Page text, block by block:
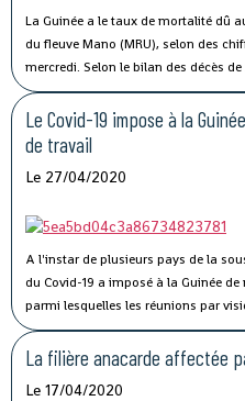
Autonome de Conakry, », a déclaré
Directrice générale de Conakry
La Guinée a le taux de mortalité dû
du fleuve Mano (MRU), selon des
mercredi. Selon le bilan des décès
l’Union, qui regroupe la Côte
73 personnes ont succombé au
Le Covid-19 impose à la
de travail
Le 27/04/2020
A l'instar de plusieurs pays de la
du Covid-19 a imposé à la Guinée
parmi lesquelles les réunions par
comme un véritable défi
La filière anacarde affectée
Le 17/04/2020